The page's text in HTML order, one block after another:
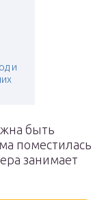
и
быть
поместилась
занимает